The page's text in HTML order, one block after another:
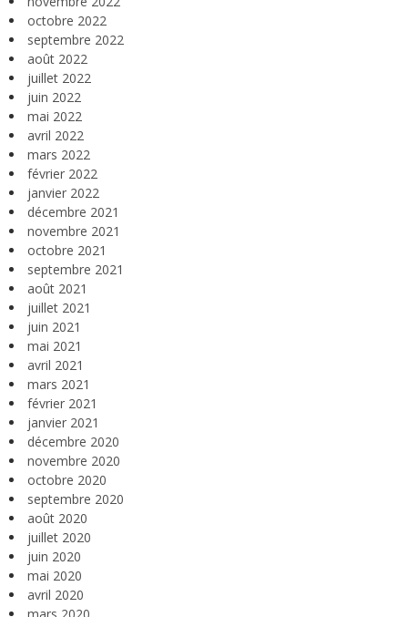
octobre 2022
septembre 2022
août 2022
juillet 2022
juin 2022
mai 2022
avril 2022
mars 2022
février 2022
janvier 2022
décembre 2021
novembre 2021
octobre 2021
septembre 2021
août 2021
juillet 2021
juin 2021
mai 2021
avril 2021
mars 2021
février 2021
janvier 2021
décembre 2020
novembre 2020
octobre 2020
septembre 2020
août 2020
juillet 2020
juin 2020
mai 2020
avril 2020